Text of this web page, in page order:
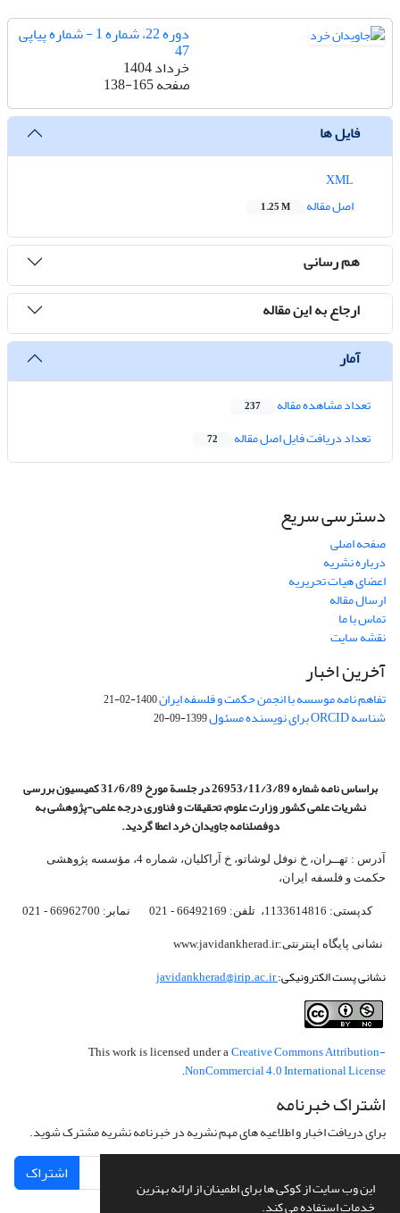
این وب سایت از کوکی ها برای اطمینان از ارائه بهترین
خدمات استفاده می کند.
دوره 22، شماره 1 - شماره پیاپی
47
خرداد 1404
صفحه138-165
فایل ها
اصل مقاله
1.25 M
هم رسانی
ارجاع به این مقاله
آمار
تعداد مشاهده مقاله 237
تعداد دریافت فایل اصل مقاله 72
دسترسی سریع
صفحه اصلی
درباره نشریه
اعضای هیات تحریریه
ارسال مقاله
تماس با ما
نقشه سایت
آخرین اخبار
تفاهم نامه موسسه با انجمن حکمت و فلسفه ایران1400-02-21
شناسه ORCID برای نویسنده مسئول 1399-09-20
براساس نامه شماره 26953/11/3/89 در جلسة مورخ 31/6/89 کمیسیون
بررسی
نشریات علمی کشور وزارت علوم، تحقیقات و فناوری درجه علمی‌-پژوهشیبه
دوفصلنامه جاویدان خرد اعطا گردید.
آدرس : تهــران، خ نوفل لوشاتو، خ آراکلیان، شماره 4،‌ مؤسسه پژوهشی
حکمت و فلسفه ایران،‌
کدپستی: 1133614816، تلفن: 66492169 - 021 نمابر: 66962700 - 021
نشانی پایگاه اینترنتی:www.javidankherad.ir
نشانی پست الکترونیکی:javidankherad@irip.ac.ir
This work is licensed under a Creative Commons Attribution-
NonCommercial 4.0 International License
.
اشتراک خبرنامه
برای دریافت اخبار و اطلاعیه های مهم نشریه در خبرنامه نشریه مشترک شوید.
اشتراک